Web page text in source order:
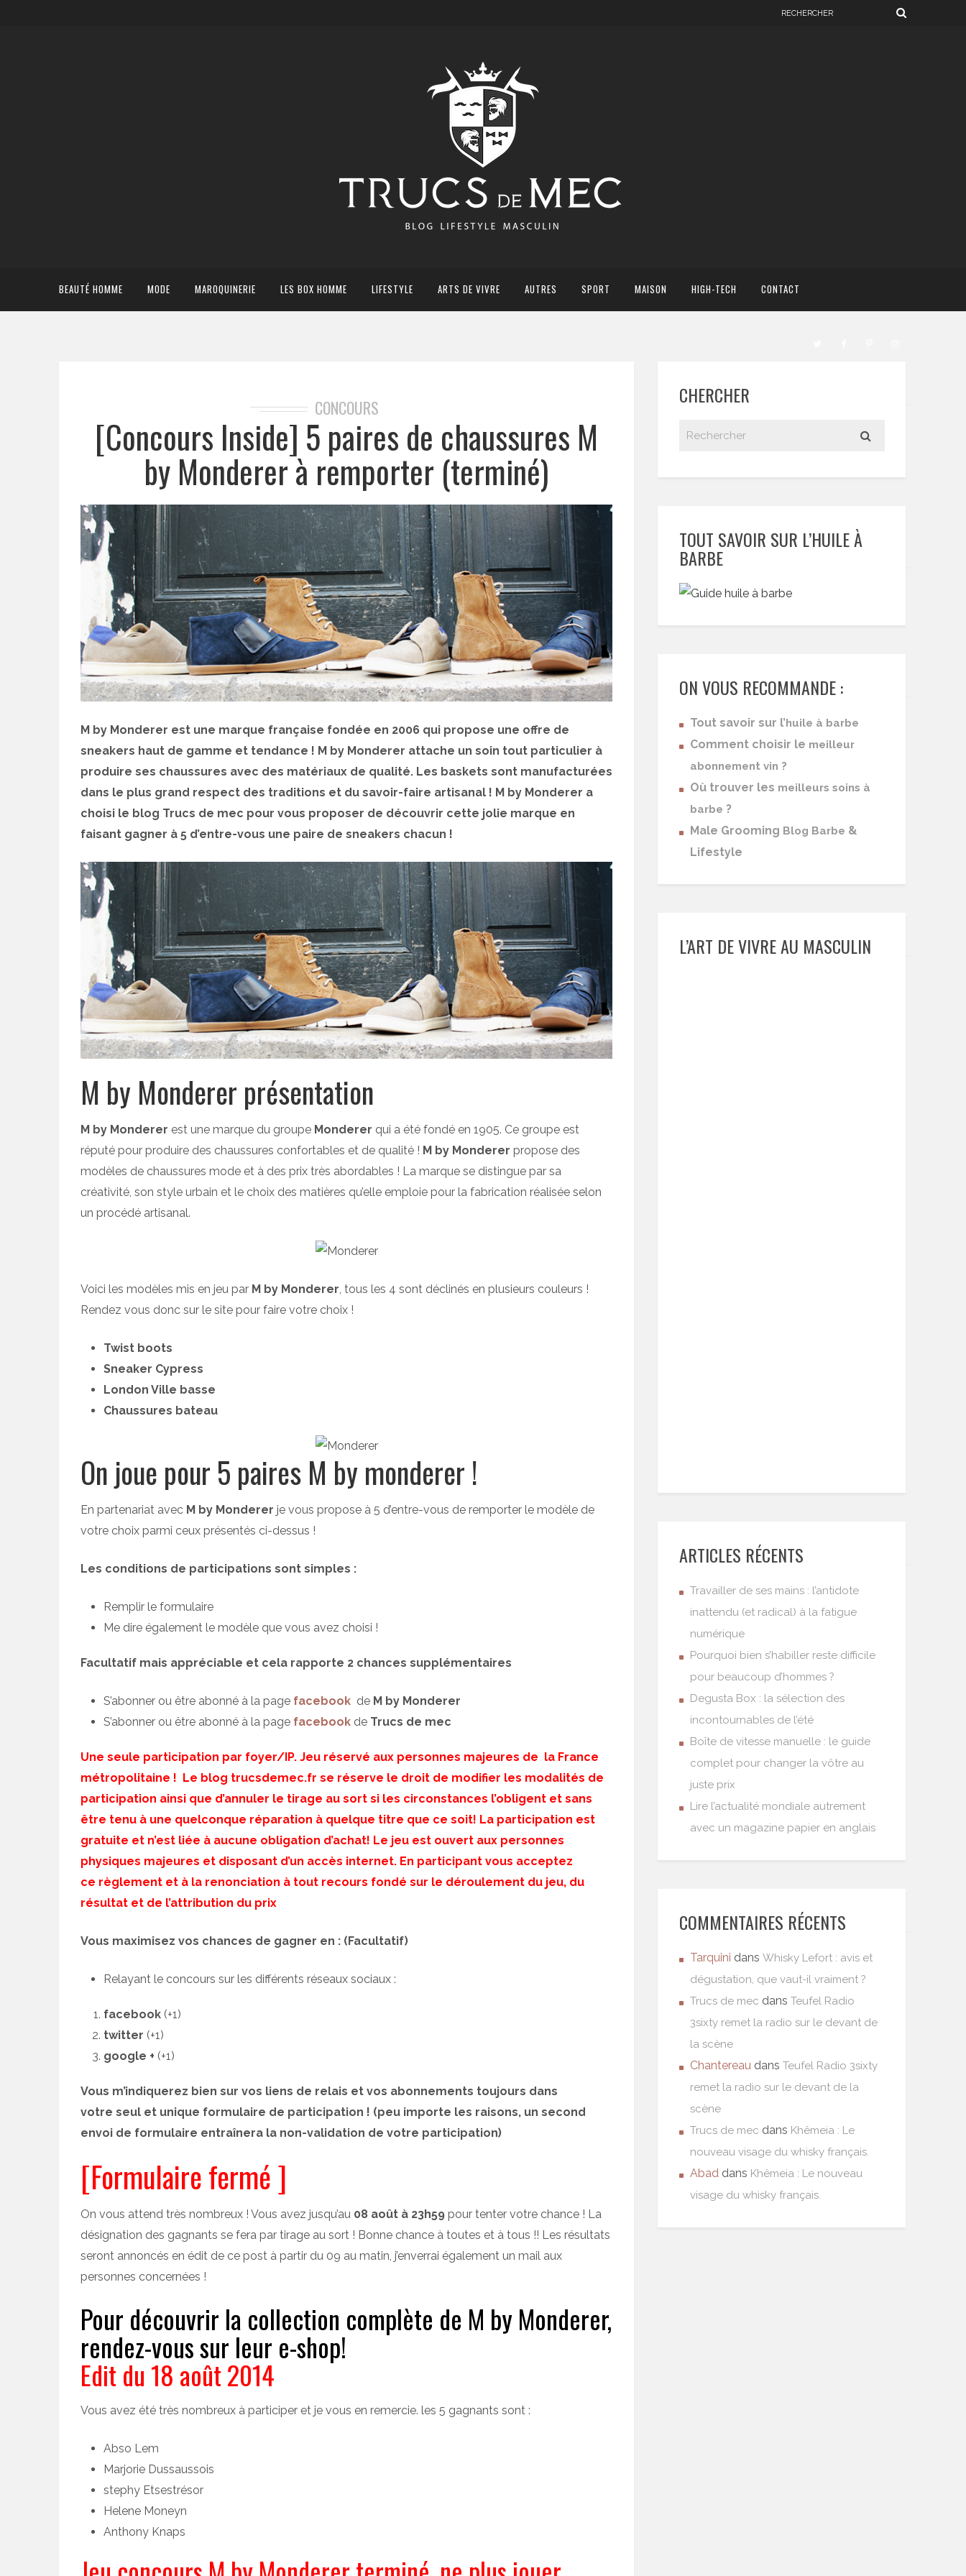
BEAUTÉ HOMME MODE MAROQUINERIE LES BOX HOMME LIFESTYLE ARTS DE VIVRE AUTRES SPORT MAISON HIGH-TECH CONTACT
CONCOURS
[Concours Inside] 5 paires de chaussures M
by Monderer à remporter (terminé)
M by Monderer est une marque française fondée en 2006 qui propose une offre de
sneakers haut de gamme et tendance ! M by Monderer attache un soin tout particulier à
produire ses chaussures avec des matériaux de qualité. Les baskets sont manufacturées
dans le plus grand respect des traditions et du savoir-faire artisanal ! M by Monderer a
choisi le blog Trucs de mec pour vous proposer de découvrir cette jolie marque en
faisant gagner à 5 d’entre-vous une paire de sneakers chacun !
M by Monderer présentation
M by Monderer est une marque du groupe Monderer qui a été fondé en 1905. Ce groupe est
réputé pour produire des chaussures confortables et de qualité ! M by Monderer propose des
modèles de chaussures mode et à des prix très abordables ! La marque se distingue par sa
créativité, son style urbain et le choix des matières qu’elle emploie pour la fabrication réalisée selon
un procédé artisanal.
Voici les modèles mis en jeu par M by Monderer, tous les 4 sont déclinés en plusieurs couleurs !
Rendez vous donc sur le site pour faire votre choix !
Twist boots
Sneaker Cypress
London Ville basse
Chaussures bateau
On joue pour 5 paires M by monderer !
En partenariat avec M by Monderer je vous propose à 5 d’entre-vous de remporter le modèle de
votre choix parmi ceux présentés ci-dessus !
Les conditions de participations sont simples :
Remplir le formulaire
Me dire également le modèle que vous avez choisi !
Facultatif mais appréciable et cela rapporte 2 chances supplémentaires
S’abonner ou être abonné à la page facebook de M by Monderer
S’abonner ou être abonné à la page facebook de Trucs de mec
Une seule participation par foyer/IP. Jeu réservé aux personnes majeures de la France
métropolitaine ! Le blog trucsdemec.fr se réserve le droit de modifier les modalités de
participation ainsi que d’annuler le tirage au sort si les circonstances l’obligent et sans
être tenu à une quelconque réparation à quelque titre que ce soit! La participation est
gratuite et n’est liée à aucune obligation d’achat! Le jeu est ouvert aux personnes
physiques majeures et disposant d’un accès internet. En participant vous acceptez
ce règlement et à la renonciation à tout recours fondé sur le déroulement du jeu, du
résultat et de l’attribution du prix
Vous maximisez vos chances de gagner en : (Facultatif)
Relayant le concours sur les différents réseaux sociaux :
facebook (+1)
twitter (+1)
google + (+1)
Vous m’indiquerez bien sur vos liens de relais et vos abonnements toujours dans
votre seul et unique formulaire de participation ! (peu importe les raisons, un second
envoi de formulaire entraînera la non-validation de votre participation)
[Formulaire fermé ]
On vous attend très nombreux ! Vous avez jusqu’au 08 août à 23h59 pour tenter votre chance ! La
désignation des gagnants se fera par tirage au sort ! Bonne chance à toutes et à tous !! Les résultats
seront annoncés en édit de ce post à partir du 09 au matin, j’enverrai également un mail aux
personnes concernées !
Pour découvrir la collection complète de M by Monderer,
rendez-vous sur leur e-shop!
Edit du 18 août 2014
Vous avez été très nombreux à participer et je vous en remercie. les 5 gagnants sont :
Abso Lem
Marjorie Dussaussois
stephy Etsestrésor
Helene Moneyn
Anthony Knaps
CHERCHER
TOUT SAVOIR SUR L’HUILE À
BARBE
ON VOUS RECOMMANDE :
Tout savoir sur l’huile à barbe
Comment choisir le meilleur
abonnement vin ?
Où trouver les meilleurs soins à
barbe ?
Male Grooming Blog Barbe &
Lifestyle
L’ART DE VIVRE AU MASCULIN
ARTICLES RÉCENTS
Travailler de ses mains : l’antidote
inattendu (et radical) à la fatigue
numérique
Pourquoi bien s’habiller reste difficile
pour beaucoup d’hommes ?
Degusta Box : la sélection des
incontournables de l’été
Boîte de vitesse manuelle : le guide
complet pour changer la vôtre au
juste prix
Lire l’actualité mondiale autrement
avec un magazine papier en anglais
COMMENTAIRES RÉCENTS
Tarquini dans Whisky Lefort : avis et
dégustation, que vaut-il vraiment ?
Trucs de mec dans Teufel Radio
3sixty remet la radio sur le devant de
la scène
Chantereau dans Teufel Radio 3sixty
remet la radio sur le devant de la
scène
Trucs de mec dans Khêmeia : Le
nouveau visage du whisky français.
Abad dans Khêmeia : Le nouveau
visage du whisky français.